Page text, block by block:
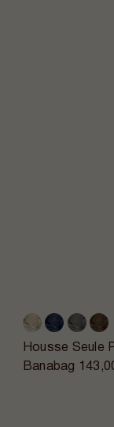
Housse Seule
Banabag